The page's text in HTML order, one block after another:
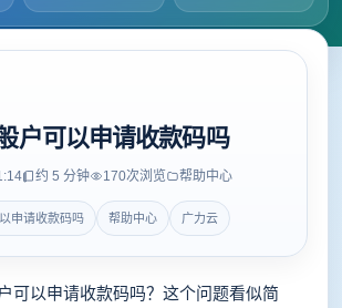
户可以申请收款码吗
约 5 分钟 170次浏览 帮助中心
申请收款码吗 帮助中心 广力云
以申请收款码吗？这个问题看似简